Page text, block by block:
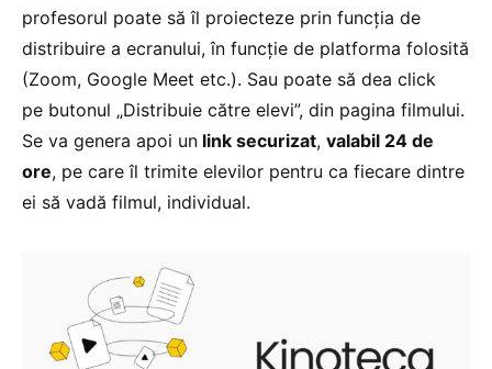
profesorul poate să îl proiecteze prin funcția de
distribuire a ecranului, în funcție de platforma folosită
(Zoom, Google Meet etc.). Sau poate să dea click
pe butonul „Distribuie către elevi”, din pagina filmului.
Se va genera apoi un link securizat, valabil 24 de
ore, pe care îl trimite elevilor pentru ca fiecare dintre
ei să vadă filmul, individual.